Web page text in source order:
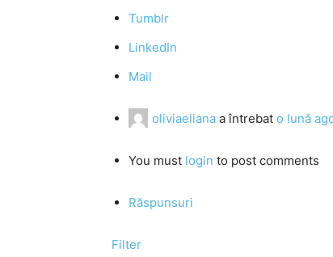
Tumblr
LinkedIn
Mail
oliviaeliana a întrebat o lună
You must login to post comments
Răspunsuri
Filter